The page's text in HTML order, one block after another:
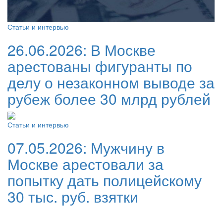
Статьи и интервью
26.06.2026: В Москве
арестованы фигуранты по
делу о незаконном выводе за
рубеж более 30 млрд рублей
Статьи и интервью
07.05.2026: Мужчину в
Москве арестовали за
попытку дать полицейскому
30 тыс. руб. взятки